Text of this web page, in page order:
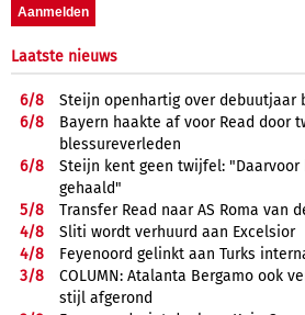
Laatste nieuws
6/8
Steijn openhartig over debuutjaar
6/8
Bayern haakte af voor Read door
blessureverleden
6/8
Steijn kent geen twijfel: "Daarvoor
gehaald"
5/8
Transfer Read naar AS Roma van
4/8
Sliti wordt verhuurd aan Excelsior
4/8
Feyenoord gelinkt aan Turks
3/8
COLUMN: Atalanta Bergamo ook
stijl afgerond